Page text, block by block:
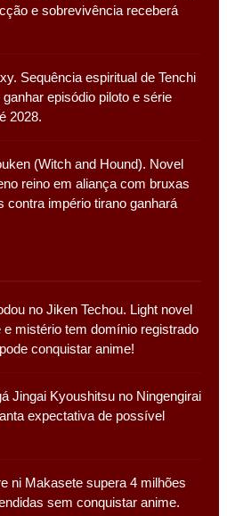
e sobrevivência receberá
Sequência espiritual de Tenchi
episódio piloto e série
2028.
(Witch and Hound). Novel
reino em aliança com bruxas
contra império tirano ganhará
no Jiken Techou. Light novel
e mistério tem domínio registrado
conquistar anime!
Jingai Kyoushitsu no Ningengirai
expectativa de possível
ni Makasete supera 4 milhões
sem conquistar anime.